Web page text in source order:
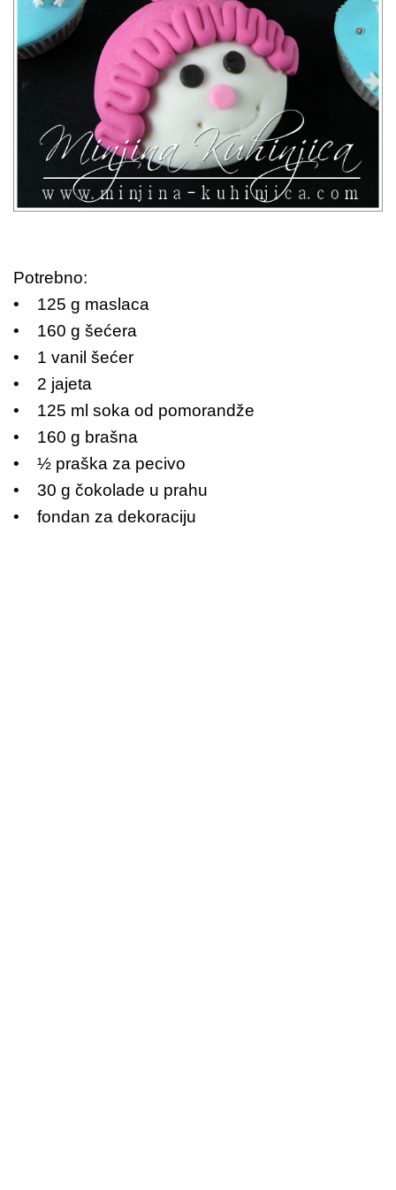
Potrebno:
• 125 g maslaca
• 160 g šećera
• 1 vanil šećer
• 2 jajeta
• 125 ml soka od pomorandže
• 160 g brašna
• ½ praška za pecivo
• 30 g čokolade u prahu
• fondan za dekoraciju